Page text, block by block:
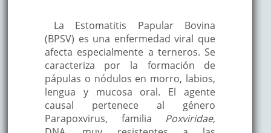
La Estomatitis Papular Bovina
(BPSV) es una enfermedad viral que
afecta especialmente a terneros. Se
caracteriza por la formación de
pápulas o nódulos en morro, labios,
lengua y mucosa oral. El agente
causal pertenece al género
Parapoxvirus, familia Poxviridae,